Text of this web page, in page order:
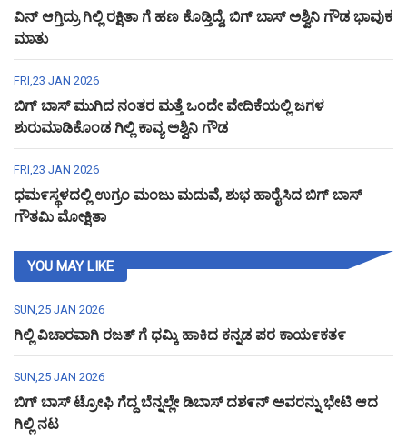
ವಿನ್ ಆಗ್ತಿದ್ರು ಗಿಲ್ಲಿ ರಕ್ಷಿತಾ ಗೆ ಹಣ ಕೊಡ್ತಿದ್ದೆ, ಬಿಗ್ ಬಾಸ್ ಅಶ್ವಿನಿ ಗೌಡ ಭಾವುಕ
ಮಾತು
FRI,23 JAN 2026
ಬಿಗ್ ಬಾಸ್ ಮುಗಿದ ನಂತರ ಮತ್ತೆ ಒಂದೇ ವೇದಿಕೆಯಲ್ಲಿ ಜಗಳ
ಶುರುಮಾಡಿಕೊಂಡ ಗಿಲ್ಲಿ ಕಾವ್ಯ ಅಶ್ವಿನಿ ಗೌಡ
FRI,23 JAN 2026
ಧಮ೯ಸ್ಥಳದಲ್ಲಿ ಉಗ್ರಂ ಮಂಜು ಮದುವೆ, ಶುಭ ಹಾರೈಸಿದ ಬಿಗ್ ಬಾಸ್
ಗೌತಮಿ ಮೋಕ್ಷಿತಾ
YOU MAY LIKE
SUN,25 JAN 2026
ಗಿಲ್ಲಿ ವಿಚಾರವಾಗಿ ರಜತ್ ಗೆ ಧಮ್ಕಿ ಹಾಕಿದ ಕನ್ನಡ ಪರ ಕಾಯ೯ಕತ೯
SUN,25 JAN 2026
ಬಿಗ್ ಬಾಸ್ ಟ್ರೋಫಿ ಗೆದ್ದ ಬೆನ್ನಲ್ಲೇ ಡಿಬಾಸ್ ದಶ೯ನ್ ಅವರನ್ನು ಭೇಟಿ ಆದ
ಗಿಲ್ಲಿ ನಟ